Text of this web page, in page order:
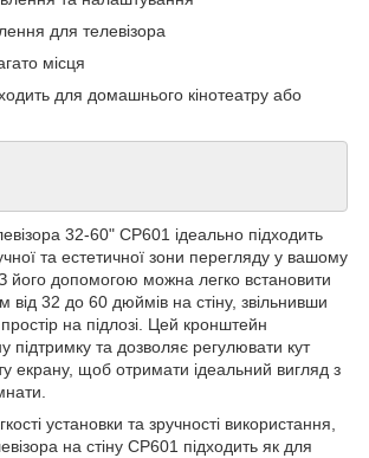
для телевізора
місця
для домашнього кінотеатру або
32-60" CP601 ідеально підходить
та естетичної зони перегляду у вашому
його допомогою можна легко встановити
від 32 до 60 дюймів на стіну, звільнивши
на підлозі. Цей кронштейн
підтримку та дозволяє регулювати кут
екрану, щоб отримати ідеальний вигляд з
установки та зручності використання,
на стіну CP601 підходить як для